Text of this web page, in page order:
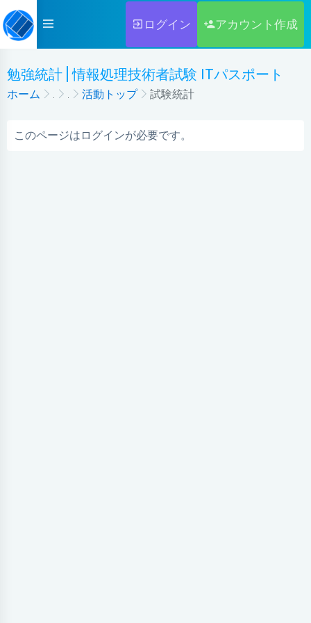
ログイン アカウント作成
勉強統計 | 情報処理技術者試験 ITパスポート
ホーム . . 活動トップ 試験統計
このページはログインが必要です。